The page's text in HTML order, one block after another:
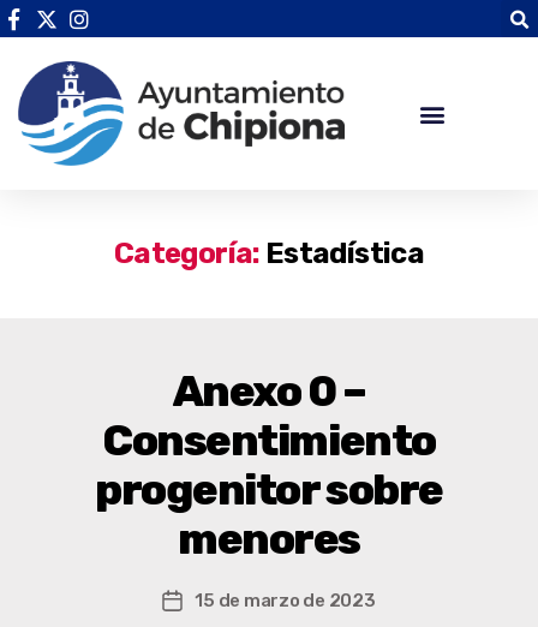
Categoría: Estadística
Anexo 0 –
Consentimiento
progenitor sobre
menores
15 de marzo de 2023